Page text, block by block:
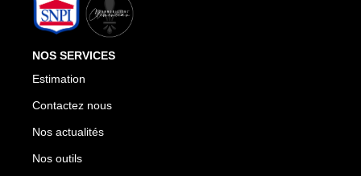
NOS SERVICES
Estimation
Contactez nous
Nos actualités
Nos outils